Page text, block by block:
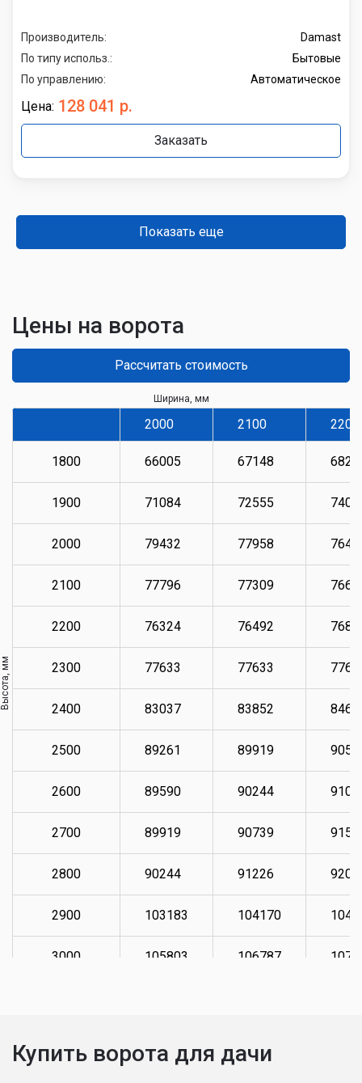
Производитель:
Damast
По типу использ.:
Бытовые
По управлению:
Автоматическое
Цена: 128 041 р.
Заказать
Показать еще
Цены на ворота
Рассчитать стоимость
Ширина, мм
Высота, мм
2000 2100 2200
1800 66005 67148
1900 71084 72555
2000 79432 77958
2100 77796 77309
2200 76324 76492
2300 77633 77633
2400 83037 83852
2500 89261 89919
2600 89590 90244
2700 89919 90739
2800 90244 91226
2900 103183 104170
3000 105803 106787
Купить ворота для дачи